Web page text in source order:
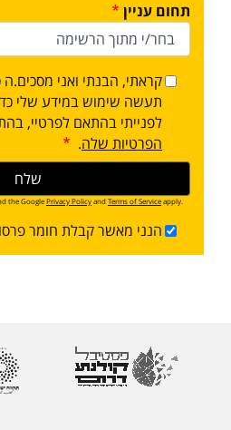
תחום עניין
קראתי, הבנתי ואני
תעשה שימוש במידע שלי
לפנייתי בהתאם לפרטיי,
הפרטיות שלה.
the GooglePrivacy PolicyandTerms of Serviceapply.
הנני מאשר קבלת חומר